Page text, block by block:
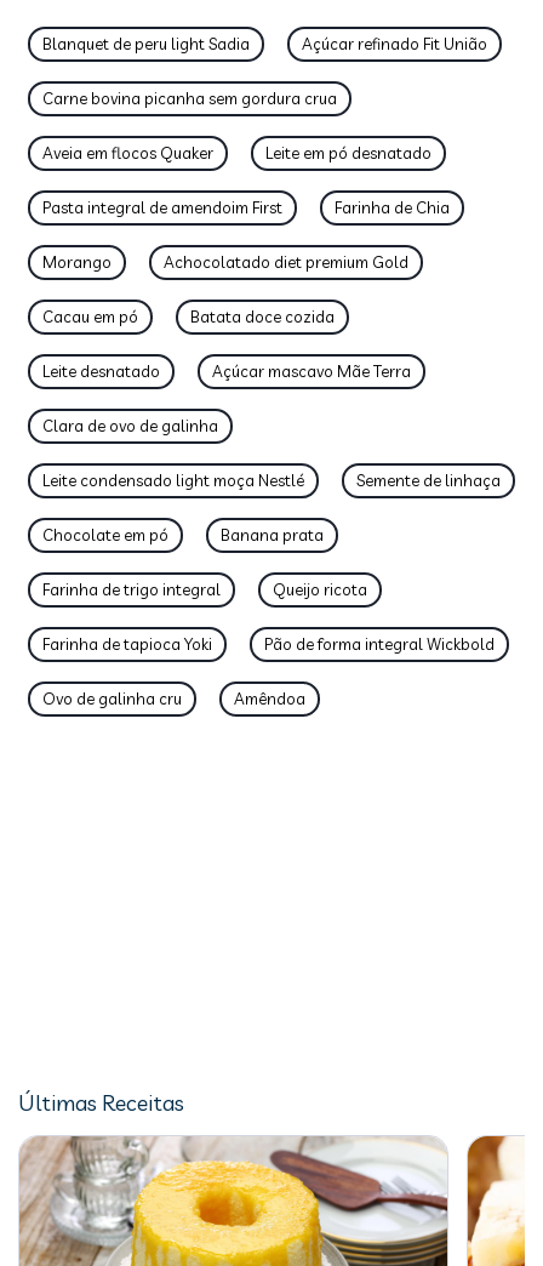
Blanquet de peru light Sadia Açúcar refinado Fit União
Carne bovina picanha sem gordura crua
Aveia em flocos Quaker Leite em pó desnatado
Pasta integral de amendoim First Farinha de Chia
Morango Achocolatado diet premium Gold
Cacau em pó Batata doce cozida
Leite desnatado Açúcar mascavo Mãe Terra
Clara de ovo de galinha
Leite condensado light moça Nestlé Semente de linhaça
Chocolate em pó Banana prata
Farinha de trigo integral Queijo ricota
Farinha de tapioca Yoki Pão de forma integral Wickbold
Ovo de galinha cru Amêndoa
Últimas Receitas